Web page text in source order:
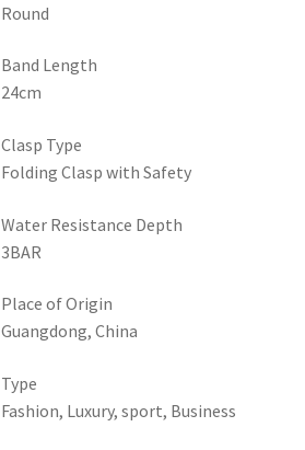
Round
Band Length
24cm
Clasp Type
Folding Clasp with Safety
Water Resistance Depth
3BAR
Place of Origin
Guangdong, China
Type
Fashion, Luxury, sport, Business